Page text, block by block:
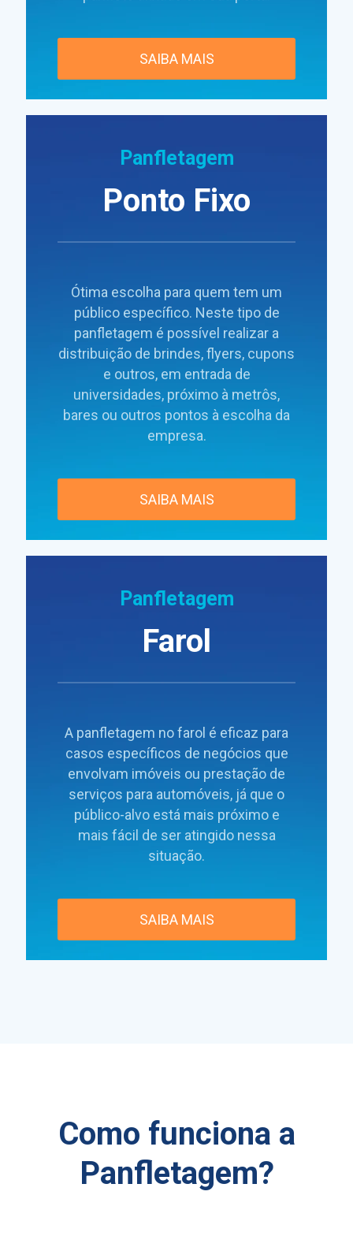
SAIBA MAIS
Panfletagem
Ponto Fixo
Ótima escolha para quem tem um
público específico. Neste tipo de
panfletagem é possível realizar a
distribuição de brindes, flyers, cupons
e outros, em entrada de
universidades, próximo à metrôs,
bares ou outros pontos à escolha da
empresa.
SAIBA MAIS
Panfletagem
Farol
A panfletagem no farol é eficaz para
casos específicos de negócios que
envolvam imóveis ou prestação de
serviços para automóveis, já que o
público-alvo está mais próximo e
mais fácil de ser atingido nessa
situação.
SAIBA MAIS
Como funciona a
Panfletagem?